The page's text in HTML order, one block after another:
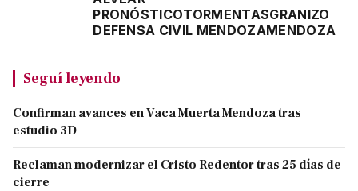
PRONÓSTICOTORMENTASGRANIZO
DEFENSA CIVIL MENDOZAMENDOZA
Seguí leyendo
Confirman avances en Vaca Muerta Mendoza tras
estudio 3D
Reclaman modernizar el Cristo Redentor tras 25 días de
cierre